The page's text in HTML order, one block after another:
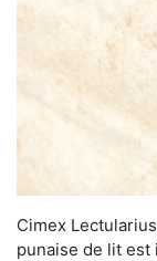
Cimex
punaise de lit est